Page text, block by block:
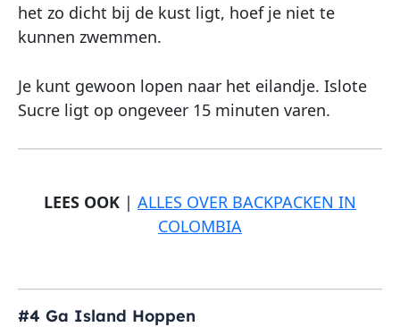
het zo dicht bij de kust ligt, hoef je niet te
kunnen zwemmen.
Je kunt gewoon lopen naar het eilandje. Islote
Sucre ligt op ongeveer 15 minuten varen.
LEES OOK | ALLES OVER BACKPACKEN IN
COLOMBIA
#4 Ga Island Hoppen